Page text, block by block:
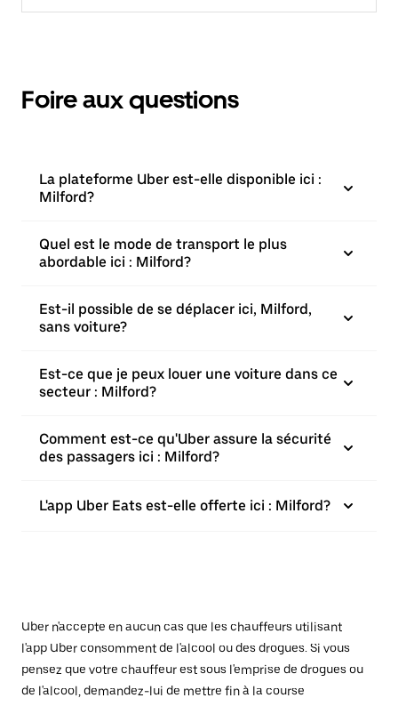
Foire aux questions
La plateforme Uber est-elle disponible ici :
Milford?
Quel est le mode de transport le plus
abordable ici : Milford?
Est-il possible de se déplacer ici, Milford,
sans voiture?
Est-ce que je peux louer une voiture dans ce
secteur : Milford?
Comment est-ce qu'Uber assure la sécurité
des passagers ici : Milford?
L'app Uber Eats est-elle offerte ici : Milford?
Uber n'accepte en aucun cas que les chauffeurs utilisant
l'app Uber consomment de l'alcool ou des drogues. Si vous
pensez que votre chauffeur est sous l'emprise de drogues ou
de l'alcool, demandez-lui de mettre fin à la course